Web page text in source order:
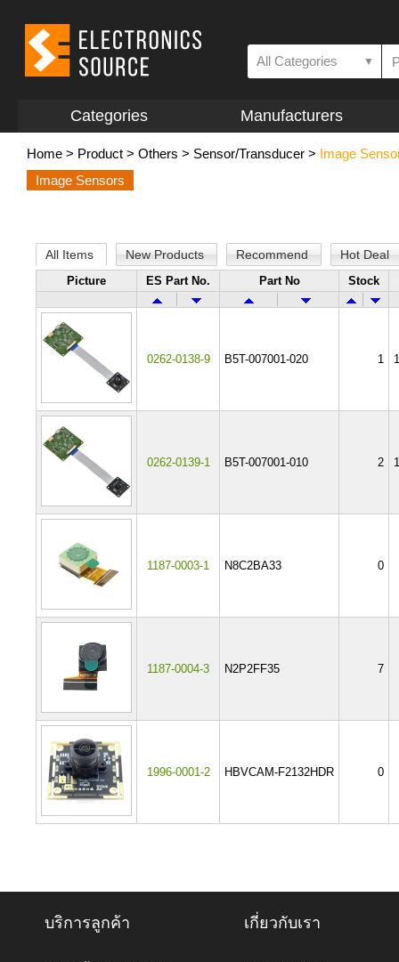
All Categories ▼
Categories Manufacturers
Home > Product > Others > Sensor/Transducer > Image
Image Sensors
All Items New Products Recommend Hot Deal
Picture ES Part No. Part No Stock
0262-0138-9 B5T-007001-020 1
0262-0139-1 B5T-007001-010 2
1187-0003-1 N8C2BA33 0
1187-0004-3 N2P2FF35 7
1996-0001-2 HBVCAM-F2132HDR 0
บริการลูกค้า เกี่ยวกับเรา